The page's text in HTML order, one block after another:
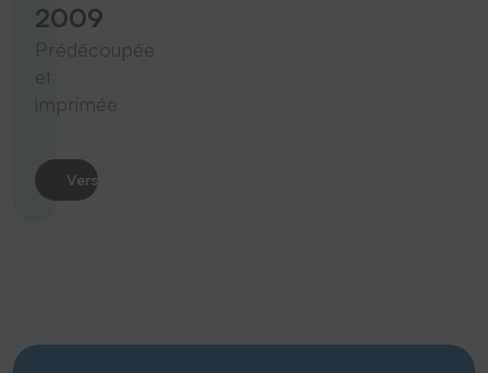
2009
Prédécoupée
imprimée
Vers le produit